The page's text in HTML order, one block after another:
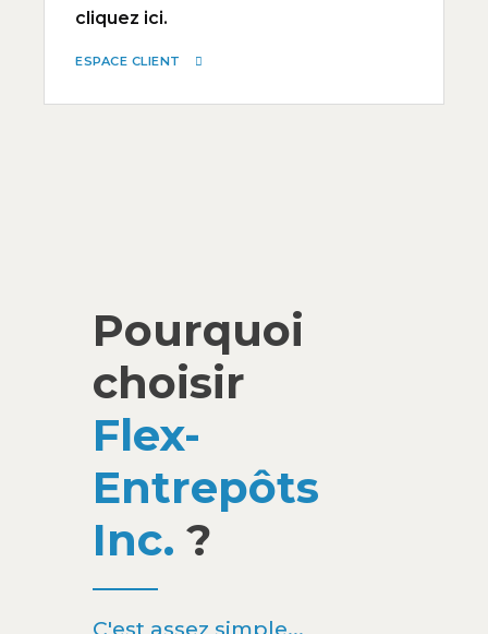
cliquez ici.
ESPACE CLIENT
Pourquoi
choisir
Flex-
Entrepôts
Inc. ?
C'est assez simple...